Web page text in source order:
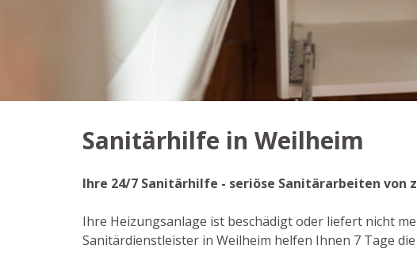
Sanitärhilfe in Weilheim
Ihre 24/7 Sanitärhilfe - seriöse Sanitärarbeiten von
Ihre Heizungsanlage ist beschädigt oder liefert nicht
Sanitärdienstleister in Weilheim helfen Ihnen 7 Tage